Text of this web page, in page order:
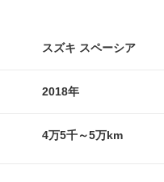
スズキ スペーシア
2018年
4万5千～5万km